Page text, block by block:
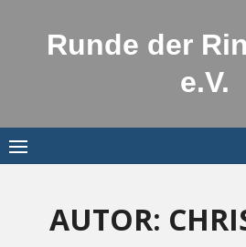
Runde der
e.V.
AUTOR: